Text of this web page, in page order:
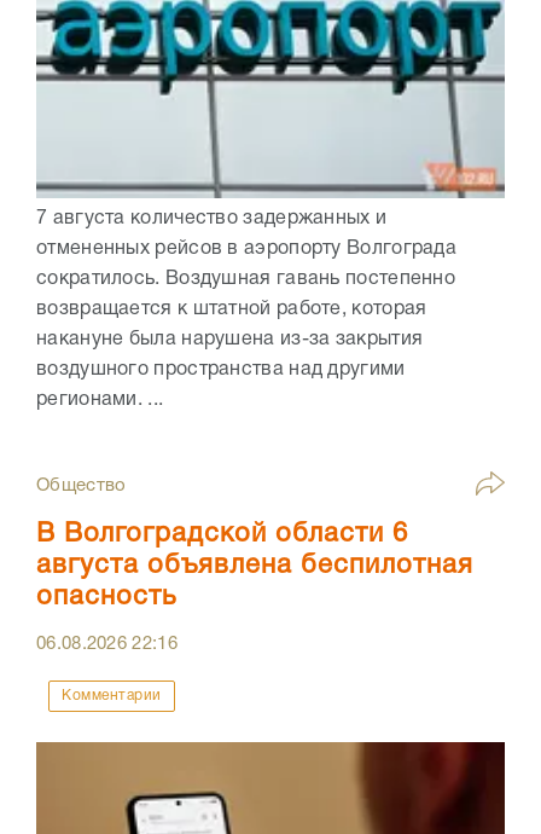
7 августа количество задержанных и
отмененных рейсов в аэропорту Волгограда
сократилось. Воздушная гавань постепенно
возвращается к штатной работе, которая
накануне была нарушена из-за закрытия
воздушного пространства над другими
регионами. ...
Общество
В Волгоградской области 6
августа объявлена беспилотная
опасность
06.08.202622:16
Комментарии